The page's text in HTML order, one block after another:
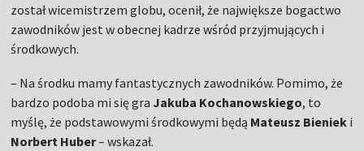
został wicemistrzem globu, ocenił, że największe bogactwo
zawodników jest w obecnej kadrze wśród przyjmujących i
środkowych.
– Na środku mamy fantastycznych zawodników. Pomimo, że
bardzo podoba mi się gra Jakuba Kochanowskiego, to
myślę, że podstawowymi środkowymi będą Mateusz Bieniek i
Norbert Huber– wskazał.